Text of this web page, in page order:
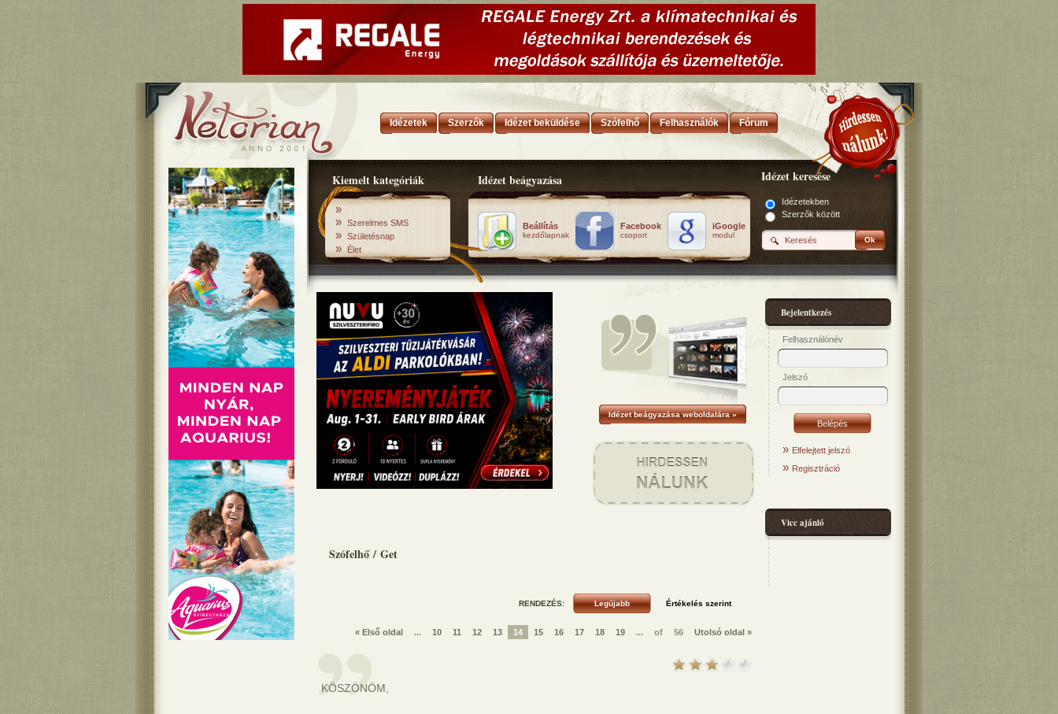
Idézetek Szerzők Idézet beküldése Szófelhő Felhasználók Fórum
Kiemelt kategóriák
»
» Szerelmes SMS
» Születésnap
» Élet
Idézet beágyazása
Beállítás
kezdőlapnak
Facebook
csoport
iGoogle
modul
Idézet keresése
Idézetekben
Szerzők között
Ok
Idézet beágyazása weboldalára »
Szófelhő / Get
RENDEZÉS:
« Első oldal ... 10 11 12 13 14 15 16 17 18 19 ... of 56 Utolsó oldal »
KÖSZÖNÖM,
Bejelentkezés
Felhasználónév
Jelszó
» Elfelejtett jelszó
» Regisztráció
Vicc ajánló